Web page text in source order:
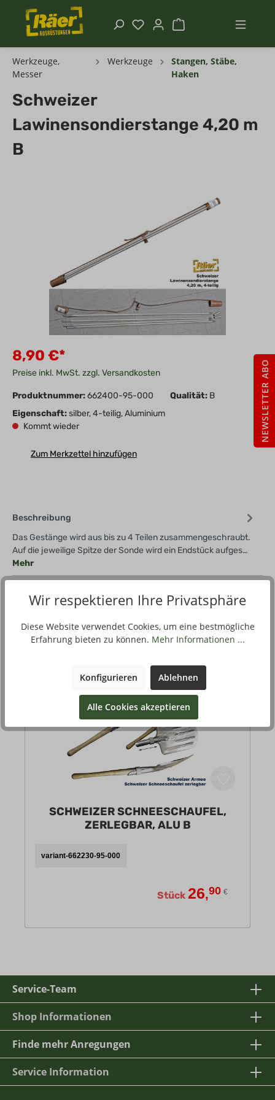
Werkzeuge,
Messer
Werkzeuge
Stangen, Stäbe,
Haken
Schweizer
Lawinensondierstange 4,20 m
B
8,90 €*
Preise inkl. MwSt. zzgl. Versandkosten
Produktnummer:662400-95-000 Qualität: B
Eigenschaft:silber, 4-teilig, Aluminium
Kommt wieder
Zum Merkzettel hinzufügen
Beschreibung
Das Gestänge wird aus bis zu 4 Teilen zusammengeschraubt.
Auf die jeweilige Spitze der Sonde wird ein Endstück aufges…
Mehr
Dazu passt
SCHWEIZER SCHNEESCHAUFEL,
ZERLEGBAR, ALU B
variant-662230-95-000
Stück 26,90 €
Service-Team
Shop Informationen
Finde mehr Anregungen
Service Information
Wir respektieren Ihre Privatsphäre
Diese Website verwendet Cookies, um eine bestmögliche
Erfahrung bieten zu können. Mehr Informationen ...
Konfigurieren Ablehnen
Alle Cookies akzeptieren
NEWSLETTER ABO